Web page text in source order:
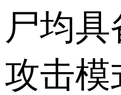
尸均
攻击模